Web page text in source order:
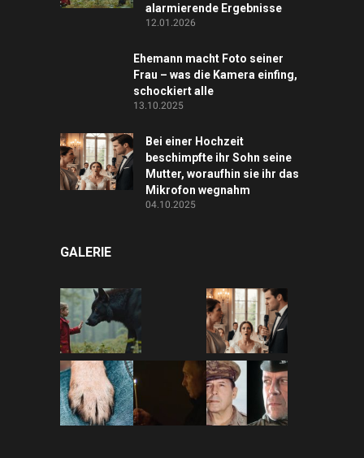
alarmierende Ergebnisse
12.01.2026
Ehemann macht Foto seiner
Frau – was die Kamera einfing,
schockiert alle
13.10.2025
Bei einer Hochzeit
beschimpfte ihr Sohn seine
Mutter, woraufhin sie ihr das
Mikrofon wegnahm
04.10.2025
GALERIE